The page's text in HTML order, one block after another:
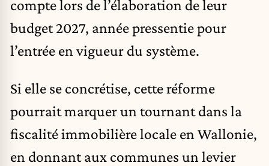
compte lors de l’élaboration de leur
budget 2027, année pressentie pour
l’entrée en vigueur du système.
Si elle se concrétise, cette réforme
pourrait marquer un tournant dans la
fiscalité immobilière locale en Wallonie,
en donnant aux communes un levier